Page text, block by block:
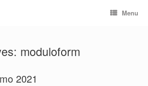
Menu
moduloform
2021